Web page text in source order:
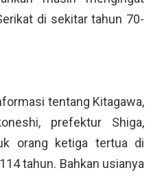
di sekitar tahun 70-
tentang Kitagawa,
prefektur Shiga,
orang ketiga tertua di
tahun. Bahkan usianya